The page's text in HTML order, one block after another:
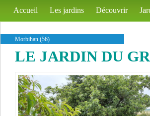
Accueil Les jardins Découvrir
Morbihan (56)
LE JARDIN DU